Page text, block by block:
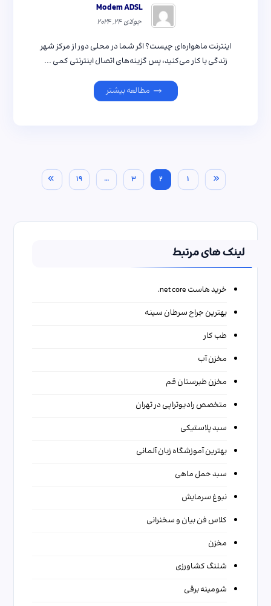
Modem ADSL
جولای ۲۴, ۲۰۲۴
اینترنت ماهواره‌ای چیست؟ اگر شما در محلی دور از مرکز شهر
زندگی یا کار می‌کنید، پس گزینه‌های اتصال اینترنتی کمی ...
مطالعه بیشتر
۱ ۲ ۳ … ۱۹
لینک های مرتبط
خرید هاست net core.
بهترین جراح سرطان سینه
طب کار
مخزن آب
مخزن طبرستان قم
متخصص رادیوتراپی در تهران
سبد پلاستیکی
بهترین آموزشگاه زبان آلمانی
سبد حمل ماهی
نبوغ سرمایش
کلاس فن بیان و سخنرانی
مخزن
شلنگ کشاورزی
شومینه برقی